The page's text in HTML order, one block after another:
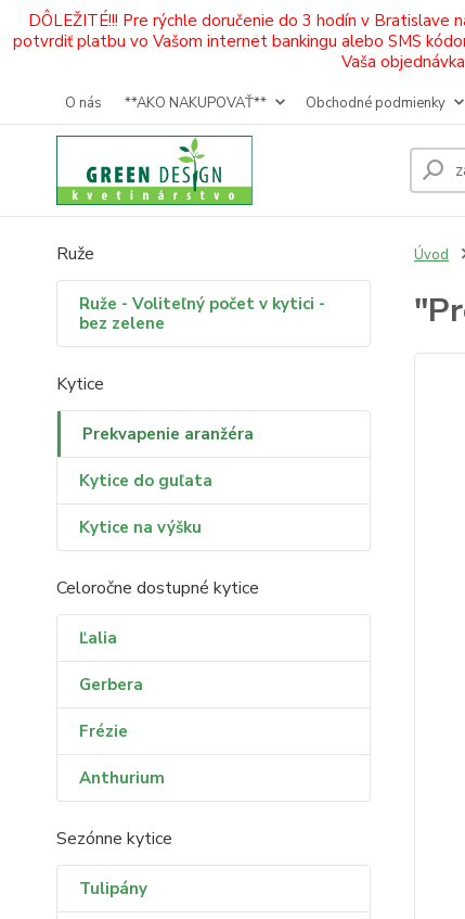
DÔLEŽITÉ!!! Pre rýchle doručenie do 3 hodín v
potvrdiť platbu vo Vašom internet bankingu alebo SMS
Vaša
O nás **AKO NAKUPOVAŤ** Obchodné podmienky
Ruže
Ruže - Voliteľný počet v kytici -
bez zelene
Kytice
Prekvapenie aranžéra
Kytice do guľata
Kytice na výšku
Celoročne dostupné kytice
Ľalia
Gerbera
Frézie
Anthurium
Sezónne kytice
Tulipány
Úvod